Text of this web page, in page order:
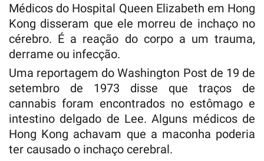
Médicos do Hospital Queen Elizabeth em Hong
Kong disseram que ele morreu de inchaço no
cérebro. É a reação do corpo a um trauma,
derrame ou infecção.
Uma reportagem do Washington Post de 19 de
setembro de 1973 disse que traços de
cannabis foram encontrados no estômago e
intestino delgado de Lee. Alguns médicos de
Hong Kong achavam que a maconha poderia
ter causado o inchaço cerebral.